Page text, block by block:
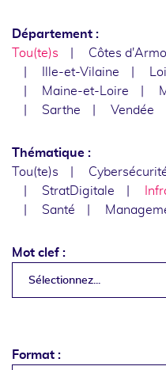
Département :
Tou(te)s
Côtes
Ille-et-Vilaine
Maine-et-Loire
Sarthe
Vendée
Thématique :
Tou(te)s
StratDigitale
Santé
Mot clef :
Sélectionnez...
Format :